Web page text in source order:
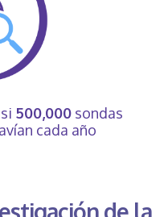
500,000 sondas
cada año
de la